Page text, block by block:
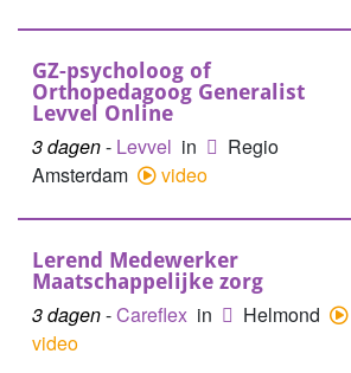
GZ-psycholoog of
Orthopedagoog Generalist
Levvel Online
3 dagen- Levvel in
Regio
Amsterdam
video
Lerend Medewerker
Maatschappelijke zorg
3 dagen-Careflex in
Helmond
video